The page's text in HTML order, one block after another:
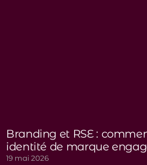
Branding et RSE :
identité de marque
19 mai 2026